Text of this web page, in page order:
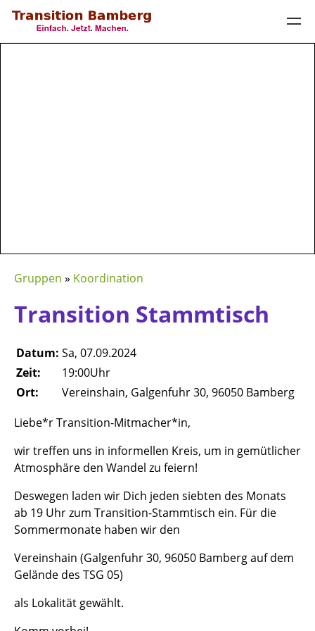
Gruppen » Koordination
Transition Stammtisch
Datum: Sa, 07.09.2024
Zeit:
19:00Uhr
Ort:
Vereinshain, Galgenfuhr 30, 96050 Bamberg
Liebe*r Transition-Mitmacher*in,
wir treffen uns in informellen Kreis, um in gemütlicher
Atmosphäre den Wandel zu feiern!
Deswegen laden wir Dich jeden siebten des Monats
ab 19 Uhr zum Transition-Stammtisch ein. Für die
Sommermonate haben wir den
Vereinshain (Galgenfuhr 30, 96050 Bamberg auf dem
Gelände des TSG 05)
als Lokalität gewählt.